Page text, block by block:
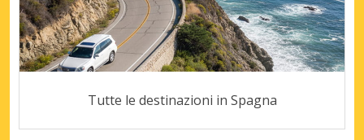
Tutte le destinazioni in Spagna